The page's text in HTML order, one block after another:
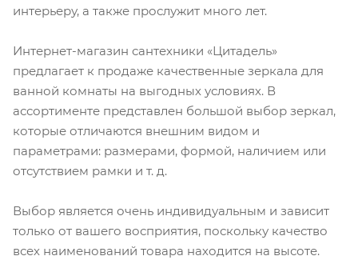
интерьеру, а также прослужит много лет.
Интернет-магазин сантехники «Цитадель»
предлагает к продаже качественные зеркала для
ванной комнаты на выгодных условиях. В
ассортименте представлен большой выбор зеркал,
которые отличаются внешним видом и
параметрами: размерами, формой, наличием или
отсутствием рамки и т. д.
Выбор является очень индивидуальным и зависит
только от вашего восприятия, поскольку качество
всех наименований товара находится на высоте.